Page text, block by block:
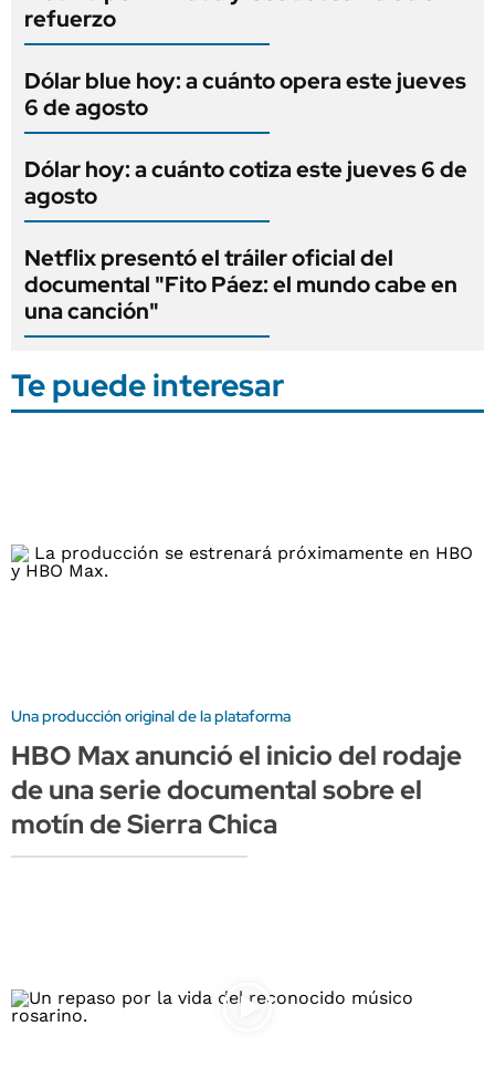
refuerzo
Dólar blue hoy: a cuánto opera este jueves
6 de agosto
Dólar hoy: a cuánto cotiza este jueves 6 de
agosto
Netflix presentó el tráiler oficial del
documental "Fito Páez: el mundo cabe en
una canción"
Te puede interesar
Una producción original de la plataforma
HBO Max anunció el inicio del rodaje
de una serie documental sobre el
motín de Sierra Chica